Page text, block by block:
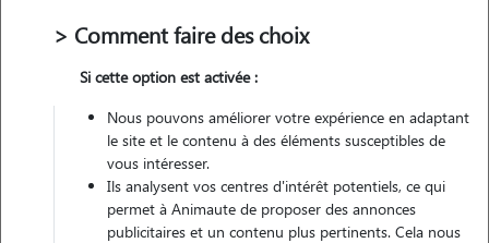
Pas d'animaux Appartement
Non véhiculé
Gardes réalisées
> Comment faire des choix
Si cette option est activée :
Nous pouvons améliorer votre expérience en adaptant
le site et le contenu à des éléments susceptibles de
vous intéresser.
Ils analysent vos centres d'intérêt potentiels, ce qui
permet à Animaute de proposer des annonces
publicitaires et un contenu plus pertinents. Cela nous